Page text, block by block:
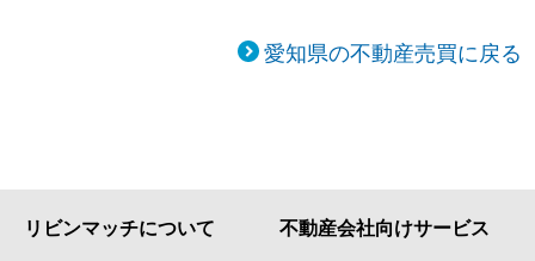
愛知県の不動産売買に戻る
リビンマッチについて 不動産会社向けサービス